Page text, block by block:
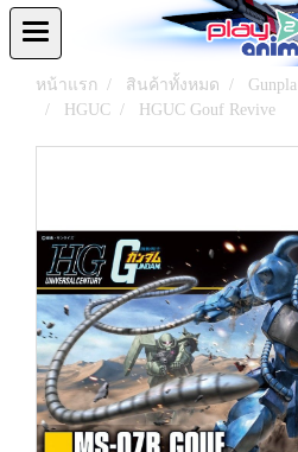
หน้าแรก สินค้าทั้งหมด Gunpla
HGUC
HGUC Gouf Revive